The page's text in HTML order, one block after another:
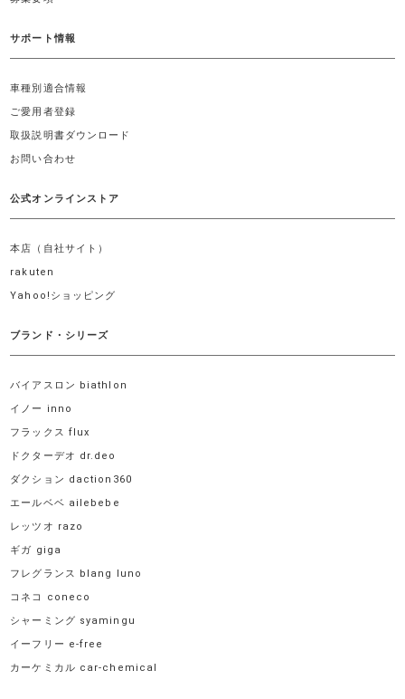
サポート情報
車種別適合情報
ご愛用者登録
取扱説明書ダウンロード
お問い合わせ
公式オンラインストア
本店（自社サイト）
rakuten
Yahoo!ショッピング
ブランド・シリーズ
バイアスロン biathlon
イノー inno
フラックス flux
ドクターデオ dr.deo
ダクション daction360
エールベベ ailebebe
レッツオ razo
ギガ giga
フレグランス blang luno
コネコ coneco
シャーミング syamingu
イーフリー e-free
カーケミカル car-chemical